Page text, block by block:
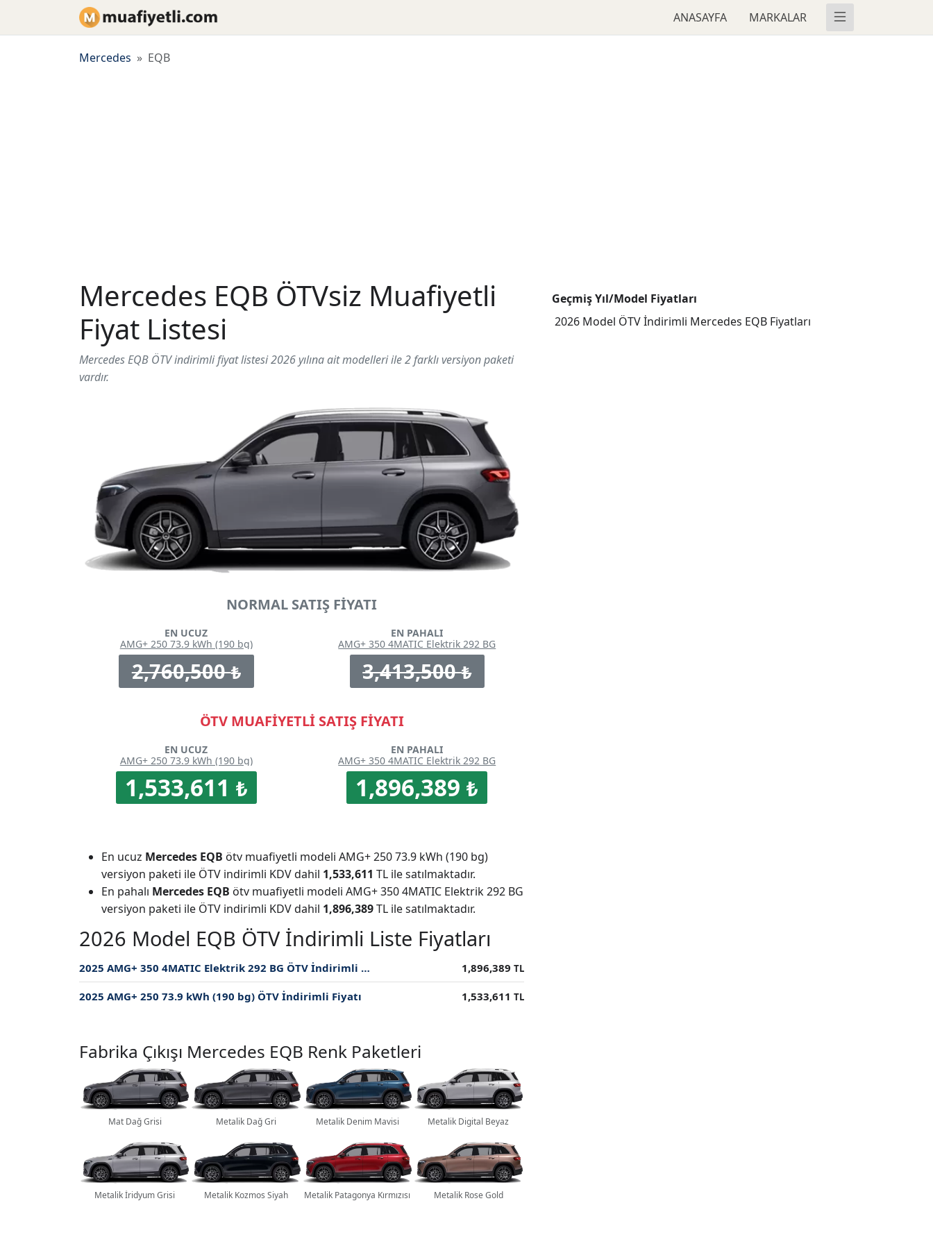
ANASAYFA MARKALAR
Mercedes EQB
Mercedes EQB ÖTVsiz Muafiyetli
Fiyat Listesi
Mercedes EQB ÖTV indirimli fiyat listesi 2026 yılına ait modelleri ile 2 farklı versiyon paketi
vardır.
NORMAL SATIŞ FİYATI
EN UCUZ
AMG+ 250 73.9 kWh (190 bg)
2,760,500₺
EN PAHALI
AMG+ 350 4MATIC Elektrik 292 BG
3,413,500₺
ÖTV MUAFİYETLİ SATIŞ FİYATI
EN UCUZ
AMG+ 250 73.9 kWh (190 bg)
1,533,611 ₺
EN PAHALI
AMG+ 350 4MATIC Elektrik 292 BG
1,896,389₺
En ucuz Mercedes EQB ötv muafiyetli modeli AMG+ 250 73.9 kWh (190 bg)
versiyon paketi ile ÖTV indirimli KDV dahil 1,533,611 TL ile satılmaktadır.
En pahalı Mercedes EQB ötv muafiyetli modeli AMG+ 350 4MATIC Elektrik 292 BG
versiyon paketi ile ÖTV indirimli KDV dahil 1,896,389TL ile satılmaktadır.
2026 Model EQB ÖTV İndirimli Liste Fiyatları
2025 AMG+ 350 4MATIC Elektrik 292 BG ÖTV İndirimli Fiyatı 1,896,389 TL
2025 AMG+ 250 73.9 kWh (190 bg) ÖTV İndirimli Fiyatı 1,533,611 TL
Fabrika Çıkışı Mercedes EQB Renk Paketleri
Mat Dağ Grisi Metalik Dağ Gri Metalik Denim Mavisi Metalik Digital Beyaz
Metalik İridyum Grisi Metalik Kozmos Siyah Metalik Patagonya Kırmızısı Metalik Rose Gold
Geçmiş Yıl/Model Fiyatları
2026 Model ÖTV İndirimli Mercedes EQB Fiyatları